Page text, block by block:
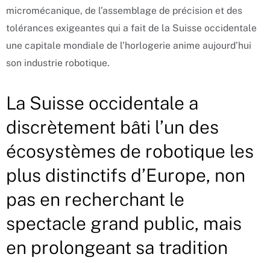
micromécanique, de l’assemblage de précision et des
tolérances exigeantes qui a fait de la Suisse occidentale
une capitale mondiale de l’horlogerie anime aujourd’hui
son industrie robotique.
La Suisse occidentale a
discrètement bâti l’un des
écosystèmes de robotique les
plus distinctifs d’Europe, non
pas en recherchant le
spectacle grand public, mais
en prolongeant sa tradition